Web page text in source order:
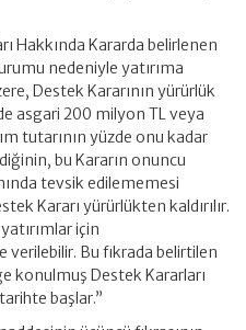
Hakkında Kararda belirlenen
nedeniyle yatırıma
Destek Kararının yürürlük
asgari 200 milyon TL veya
tutarının yüzde onu kadar
bu Kararın onuncu
tevsik edilememesi
Kararı yürürlükten kaldırılır.
için
verilebilir. Bu fıkrada belirtilen
konulmuş Destek Kararları
başlar.”